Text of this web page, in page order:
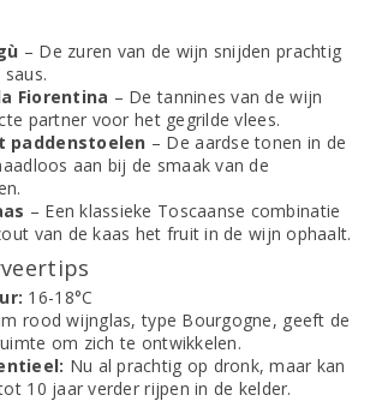
– De zuren van de wijn snijden prachtig
Fiorentina – De tannines van de wijn
partner voor het gegrilde vlees.
paddenstoelen – De aardse tonen in de
aan bij de smaak van de
– Een klassieke Toscaanse combinatie
van de kaas het fruit in de wijn ophaalt.
16-18°C
rood wijnglas, type Bourgogne, geeft de
om zich te ontwikkelen.
Nu al prachtig op dronk, maar kan
10 jaar verder rijpen in de kelder.